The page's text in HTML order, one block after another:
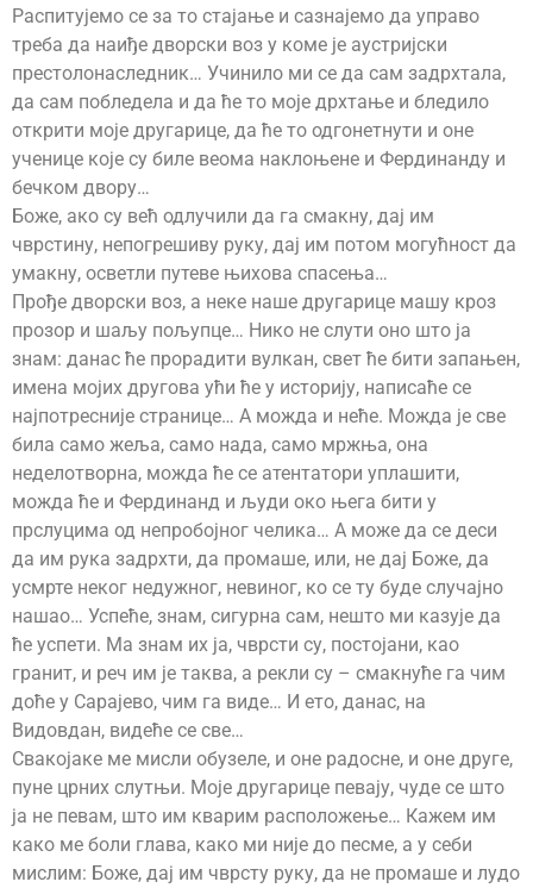
Распитујемо се за то стајање и сазнајемо да управо
треба да наиђе дворски воз у коме је аустријски
престолонаследник… Учинило ми се да сам задрхтала,
да сам побледела и да ће то моје дрхтање и бледило
открити моје другарице, да ће то одгонетнути и оне
ученице које су биле веома наклоњене и Фердинанду и
бечком двору…
Боже, ако су већ одлучили да га смакну, дај им
чврстину, непогрешиву руку, дај им потом могућност да
умакну, осветли путеве њихова спасења…
Прође дворски воз, а неке наше другарице машу кроз
прозор и шаљу пољупце… Нико не слути оно што ја
знам: данас ће прорадити вулкан, свет ће бити запањен,
имена мојих другова ући ће у историју, написаће се
најпотресније странице… А можда и неће. Можда је све
била само жеља, само нада, само мржња, она
неделотворна, можда ће се атентатори уплашити,
можда ће и Фердинанд и људи око њега бити у
прслуцима од непробојног челика… А може да се дeси
да им рука задрхти, да промаше, или, не дај Боже, да
усмрте неког недужног, невиног, ко се ту буде случајно
нашао… Успеће, знам, сигурна сам, нешто ми казује да
ће успети. Ма знам их ја, чврсти су, постојани, као
гранит, и реч им је таква, а рекли су – смакнуће га чим
доће у Сарајево, чим га виде… И ето, данас, на
Видовдан, видеће се свe…
Свакојаке ме мисли обузеле, и оне радосне, и оне друге,
пуне црних слутњи. Моје другарице певају, чуде се што
ја не певам, што им кварим расположење… Кажем им
како ме боли глава, како ми није до песме, а у себи
мислим: Боже, дај им чврсту руку, да не промаше и лудо